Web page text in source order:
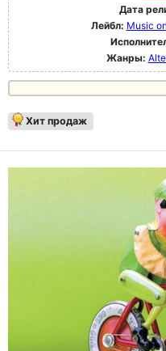
Дата
Лейбл: Music
Жанры:
Хит продаж